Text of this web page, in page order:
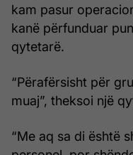
kam pasur
kanë përfunduar
qytetarë.
“Përafërsisht për
muaj”, theksoi një
“Me aq sa di është